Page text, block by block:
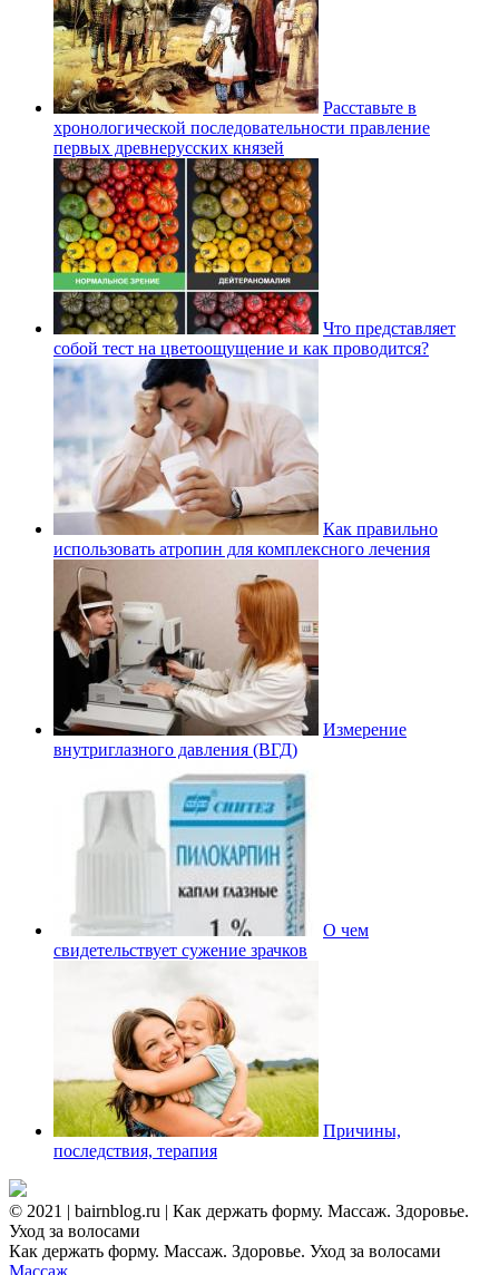
Расставьте в
хронологической последовательности правление
первых древнерусских князей
Что представляет
собой тест на цветоощущение и как проводится?
Как правильно
использовать атропин для комплексного лечения
Измерение
внутриглазного давления (ВГД)
О чем
свидетельствует сужение зрачков
Причины,
последствия, терапия
© 2021 | bairnblog.ru | Как держать форму. Массаж. Здоровье.
Уход за волосами
Как держать форму. Массаж. Здоровье. Уход за волосами